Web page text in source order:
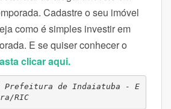
Cadastre o seu imóvel
como é simples investir em
E se quiser conhecer o
clicar aqui.
Prefeitura de Indaiatuba - E
RIC